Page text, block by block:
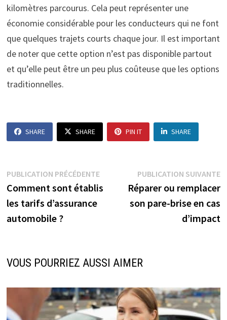
kilomètres parcourus. Cela peut représenter une
économie considérable pour les conducteurs qui ne font
que quelques trajets courts chaque jour. Il est important
de noter que cette option n’est pas disponible partout
et qu’elle peut être un peu plus coûteuse que les options
traditionnelles.
SHARE SHARE PIN IT SHARE
Navigation
de
l’article
PUBLICATION PRÉCÉDENTEPublication
précédente :
Comment sont établis
les tarifs d’assurance
automobile ?
PUBLICATION SUIVANTE
Réparer ou remplacer
son pare-brise en cas
d’impact
VOUS POURRIEZ AUSSI AIMER